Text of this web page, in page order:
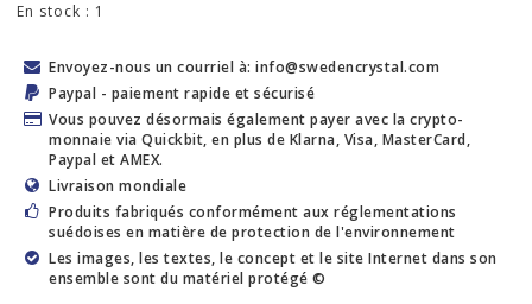
En stock : 1
Envoyez-nous un courriel à: info@swedencrystal.com
Paypal - paiement rapide et sécurisé
Vous pouvez désormais également payer avec la crypto-
monnaie via Quickbit, en plus de Klarna, Visa, MasterCard,
Paypal et AMEX.
Livraison mondiale
Produits fabriqués conformément aux réglementations
suédoises en matière de protection de l'environnement
Les images, les textes, le concept et le site Internet dans son
ensemble sont du matériel protégé ©